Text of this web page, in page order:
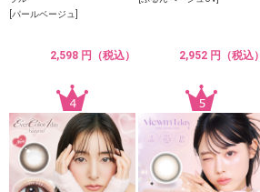
[パールベージュ]
2,598 円（税込） 2,952 円（税込）